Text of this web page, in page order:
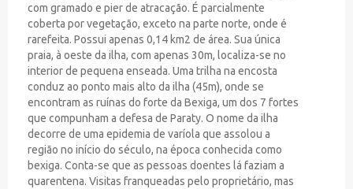
com gramado e pier de atracação. É parcialmente
coberta por vegetação, exceto na parte norte, onde é
rarefeita. Possui apenas 0,14 km2 de área. Sua única
praia, à oeste da ilha, com apenas 30m, localiza-se no
interior de pequena enseada. Uma trilha na encosta
conduz ao ponto mais alto da ilha (45m), onde se
encontram as ruínas do forte da Bexiga, um dos 7 fortes
que compunham a defesa de Paraty. O nome da ilha
decorre de uma epidemia de varíola que assolou a
região no início do século, na época conhecida como
bexiga. Conta-se que as pessoas doentes lá faziam a
quarentena. Visitas franqueadas pelo proprietário, mas